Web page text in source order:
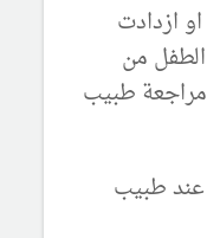
ازدادت
من
طبيب
طبيب